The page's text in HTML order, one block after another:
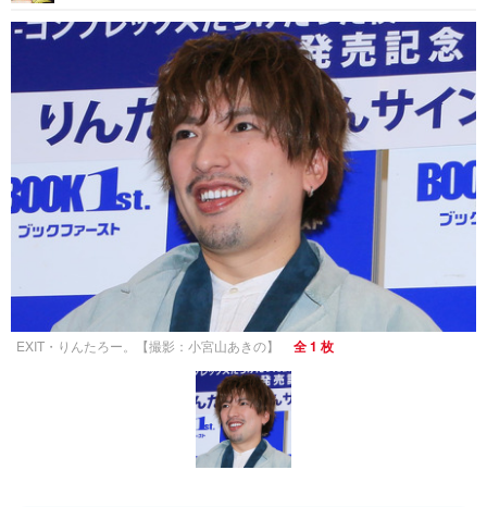
EXIT・りんたろー。【撮影：小宮山あきの】 全 1 枚